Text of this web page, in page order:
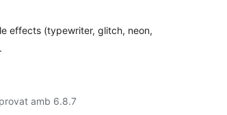
effects (typewriter, glitch, neon,
amb 6.8.7